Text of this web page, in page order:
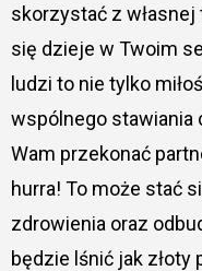
skorzystać z
się dzieje w Twoim
ludzi to nie tylko
wspólnego stawiania
Wam przekonać
hurra! To może stać
zdrowienia oraz
będzie lśnić jak złoty